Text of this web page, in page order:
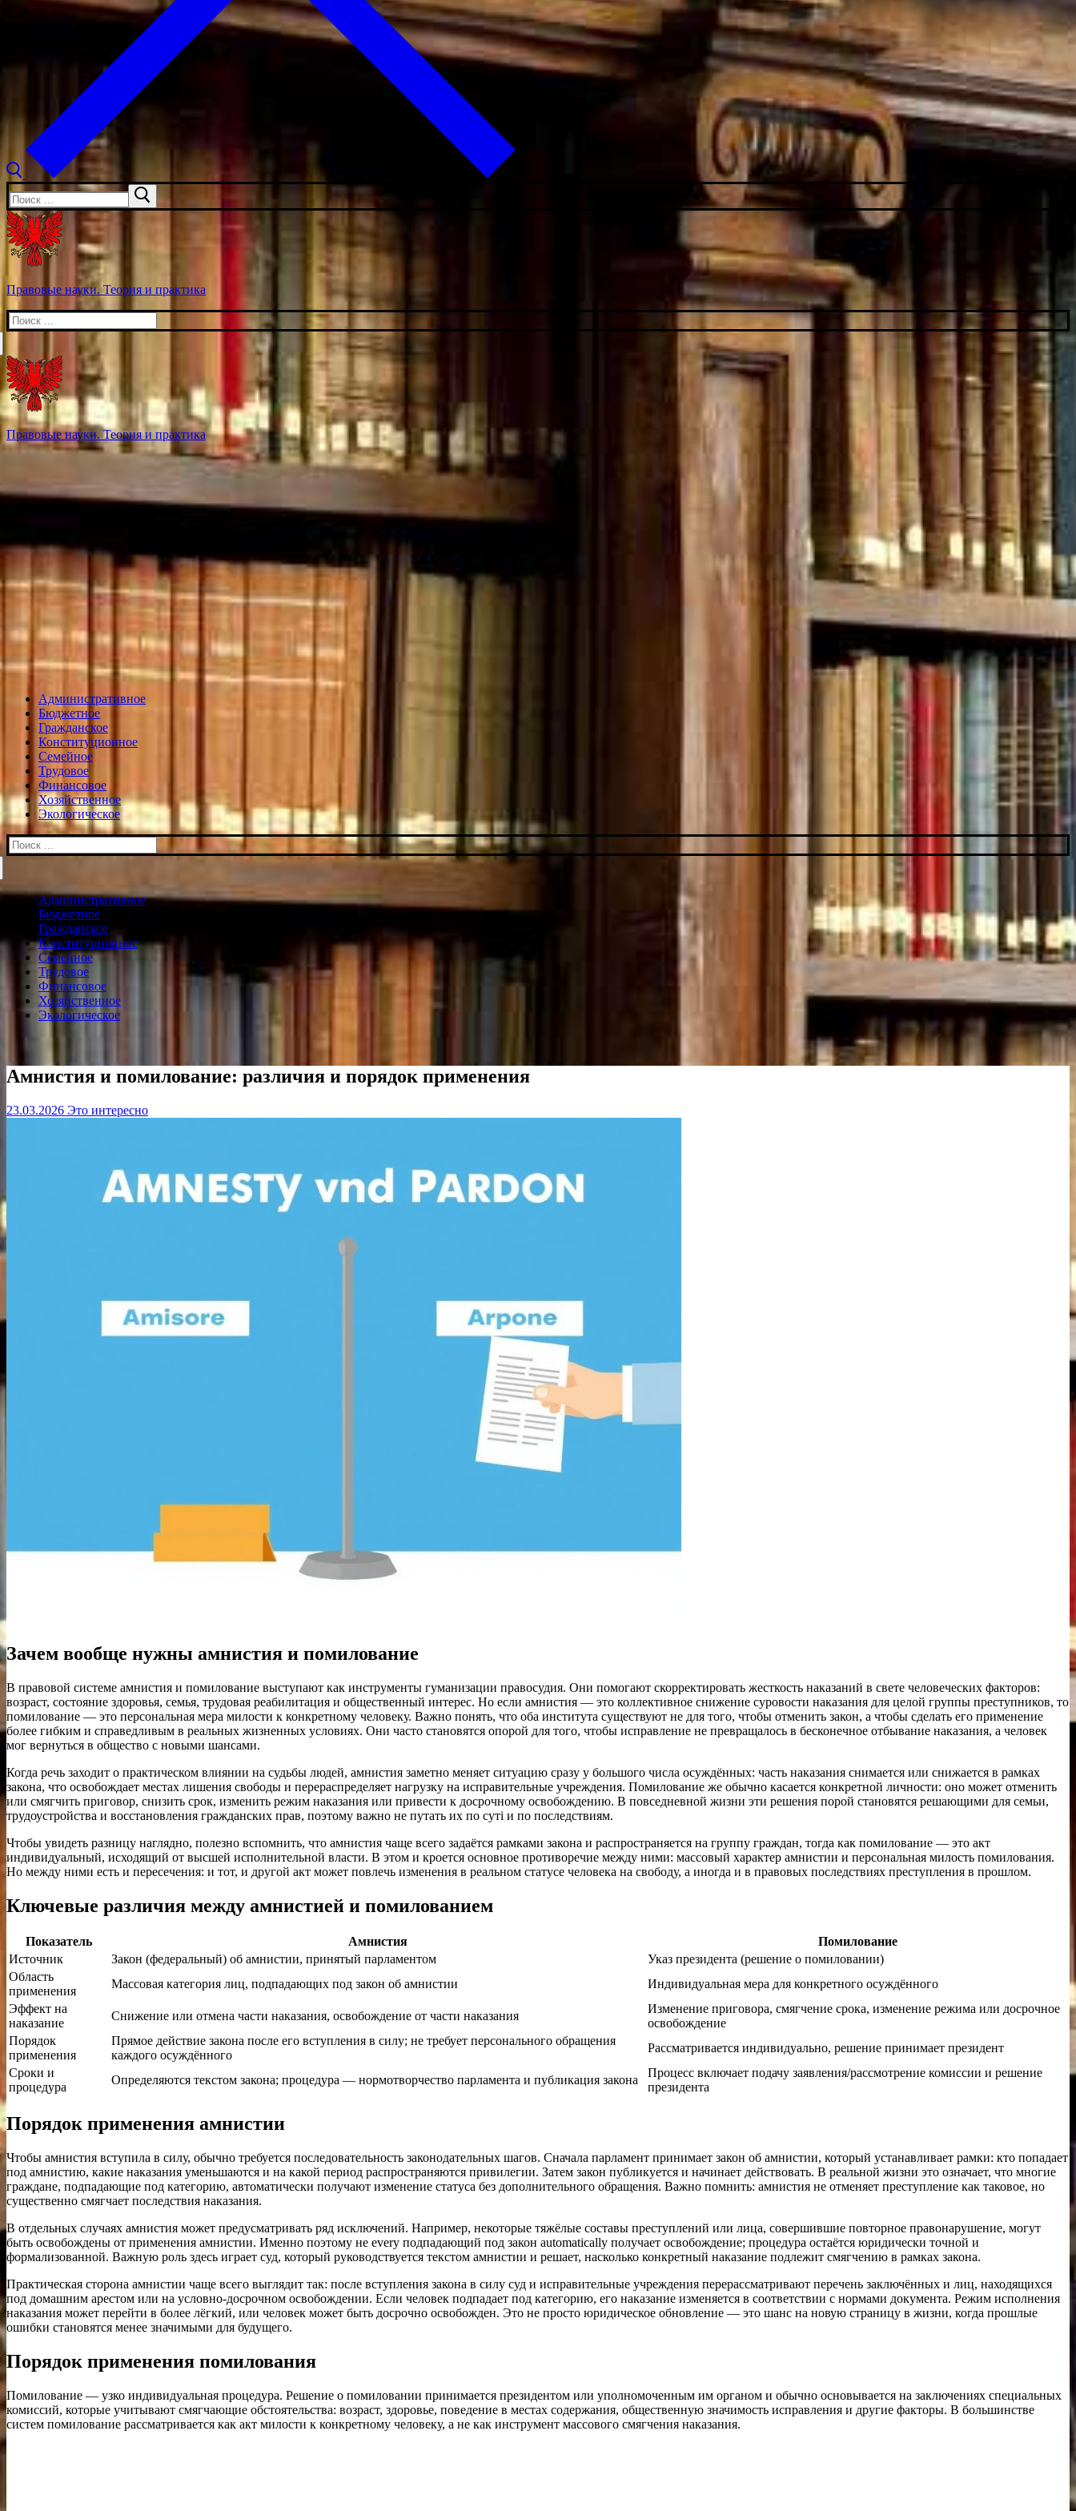
Искать:
Правовые науки. Теория и практика
Искать:
Правовые науки. Теория и практика
Административное
Бюджетное
Гражданское
Конституционное
Семейное
Трудовое
Финансовое
Хозяйственное
Экологическое
Искать:
Административное
Бюджетное
Гражданское
Конституционное
Семейное
Трудовое
Финансовое
Хозяйственное
Экологическое
Амнистия и помилование: различия и порядок применения
23.03.2026 Это интересно
Зачем вообще нужны амнистия и помилование
В правовой системе амнистия и помилование выступают как инструменты гуманизации правосудия. Они помогают скорректировать жесткость наказаний в свете человеческих факторов:
возраст, состояние здоровья, семья, трудовая реабилитация и общественный интерес. Но если амнистия — это коллективное снижение суровости наказания для целой группы преступников, то
помилование — это персональная мера милости к конкретному человеку. Важно понять, что оба института существуют не для того, чтобы отменить закон, а чтобы сделать его применение
более гибким и справедливым в реальных жизненных условиях. Они часто становятся опорой для того, чтобы исправление не превращалось в бесконечное отбывание наказания, а человек
мог вернуться в общество с новыми шансами.
Когда речь заходит о практическом влиянии на судьбы людей, амнистия заметно меняет ситуацию сразу у большого числа осуждённых: часть наказания снимается или снижается в рамках
закона, что освобождает местах лишения свободы и перераспределяет нагрузку на исправительные учреждения. Помилование же обычно касается конкретной личности: оно может отменить
или смягчить приговор, снизить срок, изменить режим наказания или привести к досрочному освобождению. В повседневной жизни эти решения порой становятся решающими для семьи,
трудоустройства и восстановления гражданских прав, поэтому важно не путать их по суті и по последствиям.
Чтобы увидеть разницу наглядно, полезно вспомнить, что амнистия чаще всего задаётся рамками закона и распространяется на группу граждан, тогда как помилование — это акт
индивидуальный, исходящий от высшей исполнительной власти. В этом и кроется основное противоречие между ними: массовый характер амнистии и персональная милость помилования.
Но между ними есть и пересечения: и тот, и другой акт может повлечь изменения в реальном статусе человека на свободу, а иногда и в правовых последствиях преступления в прошлом.
Ключевые различия между амнистией и помилованием
Показатель Амнистия
Помилование
Источник
Закон (федеральный) об амнистии, принятый парламентом
Указ президента (решение о помиловании)
Область
применения
Массовая категория лиц, подпадающих под закон об амнистии
Индивидуальная мера для конкретного осуждённого
Эффект на
наказание
Снижение или отмена части наказания, освобождение от части наказания
Изменение приговора, смягчение срока, изменение режима или досрочное
освобождение
Порядок
применения
Прямое действие закона после его вступления в силу; не требует персонального обращения
каждого осуждённого
Рассматривается индивидуально, решение принимает президент
Сроки и
процедура
Определяются текстом закона; процедура — нормотворчество парламента и публикация закона
Процесс включает подачу заявления/рассмотрение комиссии и решение
президента
Порядок применения амнистии
Чтобы амнистия вступила в силу, обычно требуется последовательность законодательных шагов. Сначала парламент принимает закон об амнистии, который устанавливает рамки: кто попадает
под амнистию, какие наказания уменьшаются и на какой период распространяются привилегии. Затем закон публикуется и начинает действовать. В реальной жизни это означает, что многие
граждане, подпадающие под категорию, автоматически получают изменение статуса без дополнительного обращения. Важно помнить: амнистия не отменяет преступление как таковое, но
существенно смягчает последствия наказания.
В отдельных случаях амнистия может предусматривать ряд исключений. Например, некоторые тяжёлые составы преступлений или лица, совершившие повторное правонарушение, могут
быть освобождены от применения амнистии. Именно поэтому не every подпадающий под закон automatically получает освобождение; процедура остаётся юридически точной и
формализованной. Важную роль здесь играет суд, который руководствуется текстом амнистии и решает, насколько конкретный наказание подлежит смягчению в рамках закона.
Практическая сторона амнистии чаще всего выглядит так: после вступления закона в силу суд и исправительные учреждения перерассматривают перечень заключённых и лиц, находящихся
под домашним арестом или на условно-досрочном освобождении. Если человек подпадает под категорию, его наказание изменяется в соответствии с нормами документа. Режим исполнения
наказания может перейти в более лёгкий, или человек может быть досрочно освобожден. Это не просто юридическое обновление — это шанс на новую страницу в жизни, когда прошлые
ошибки становятся менее значимыми для будущего.
Порядок применения помилования
Помилование — узко индивидуальная процедура. Решение о помиловании принимается президентом или уполномоченным им органом и обычно основывается на заключениях специальных
комиссий, которые учитывают смягчающие обстоятельства: возраст, здоровье, поведение в местах содержания, общественную значимость исправления и другие факторы. В большинстве
систем помилование рассматривается как акт милости к конкретному человеку, а не как инструмент массового смягчения наказания.